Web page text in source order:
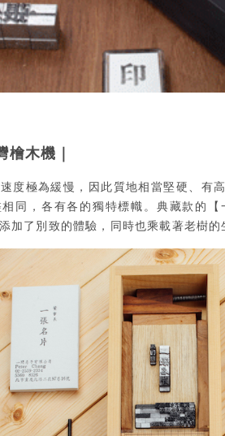
檜木機｜
度極為緩慢，因此質地相當堅硬、有
同，各有各的獨特標幟。典藏款的
加了別致的體驗，同時也乘載著老樹的